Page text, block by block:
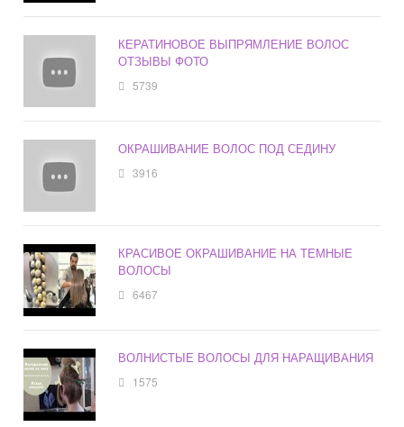
КЕРАТИНОВОЕ ВЫПРЯМЛЕНИЕ ВОЛОС
ОТЗЫВЫ ФОТО
5739
ОКРАШИВАНИЕ ВОЛОС ПОД СЕДИНУ
3916
КРАСИВОЕ ОКРАШИВАНИЕ НА ТЕМНЫЕ
ВОЛОСЫ
6467
ВОЛНИСТЫЕ ВОЛОСЫ ДЛЯ НАРАЩИВАНИЯ
1575